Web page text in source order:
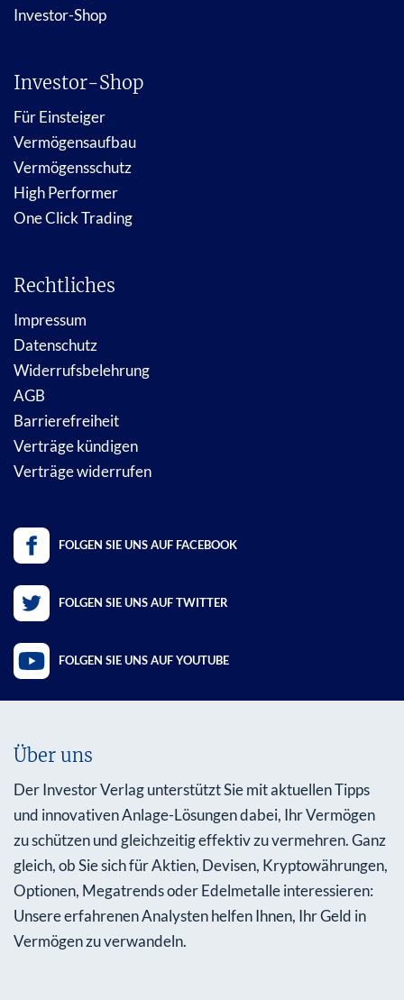
Investor-Shop
Investor-Shop
Für Einsteiger
Vermögensaufbau
Vermögensschutz
High Performer
One Click Trading
Rechtliches
Impressum
Datenschutz
Widerrufsbelehrung
AGB
Barrierefreiheit
Verträge kündigen
Verträge widerrufen
FOLGEN SIE UNS AUF FACEBOOK
FOLGEN SIE UNS AUF TWITTER
FOLGEN SIE UNS AUF YOUTUBE
Über uns
Der Investor Verlag unterstützt Sie mit aktuellen Tipps
und innovativen Anlage-Lösungen dabei, Ihr Vermögen
zu schützen und gleichzeitig effektiv zu vermehren. Ganz
gleich, ob Sie sich für Aktien, Devisen, Kryptowährungen,
Optionen, Megatrends oder Edelmetalle interessieren:
Unsere erfahrenen Analysten helfen Ihnen, Ihr Geld in
Vermögen zu verwandeln.